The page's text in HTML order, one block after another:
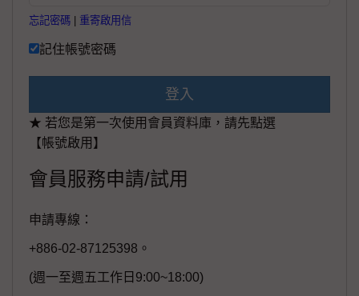
忘記密碼 重寄啟用信
記住帳號密碼
登入
★ 若您是第一次使用會員資料庫，請先點選
【帳號啟用】
會員服務申請/試用
申請專線：
+886-02-87125398。
(週一至週五工作日9:00~18:00)